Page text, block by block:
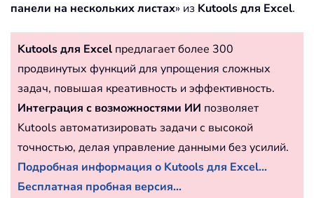
панели на нескольких листах» из Kutools для Excel.
Kutools для Excel предлагает более 300
продвинутых функций для упрощения сложных
задач, повышая креативность и эффективность.
Интеграция с возможностями ИИ позволяет
Kutools автоматизировать задачи с высокой
точностью, делая управление данными без усилий.
Подробная информация о Kutools для Excel...
Бесплатная пробная версия...